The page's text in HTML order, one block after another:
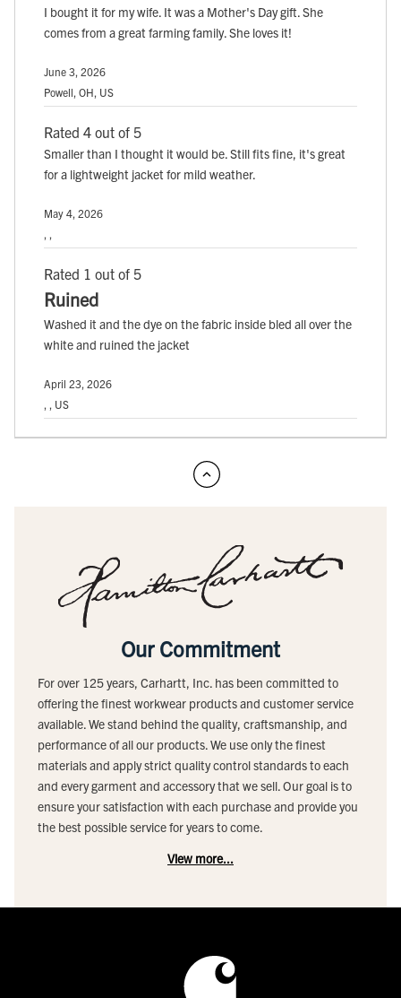
I bought it for my wife. It was a Mother's Day gift. She
comes from a great farming family. She loves it!
June 3, 2026
Powell, OH, US
Rated 4 out of 5
Smaller than I thought it would be. Still fits fine, it's great
for a lightweight jacket for mild weather.
May 4, 2026
, ,
Rated 1 out of 5
Ruined
Washed it and the dye on the fabric inside bled all over the
white and ruined the jacket
April 23, 2026
, , US
Our Commitment
For over 125 years, Carhartt, Inc. has been committed to
offering the finest workwear products and customer service
available. We stand behind the quality, craftsmanship, and
performance of all our products. We use only the finest
materials and apply strict quality control standards to each
and every garment and accessory that we sell. Our goal is to
ensure your satisfaction with each purchase and provide you
the best possible service for years to come.
View more...